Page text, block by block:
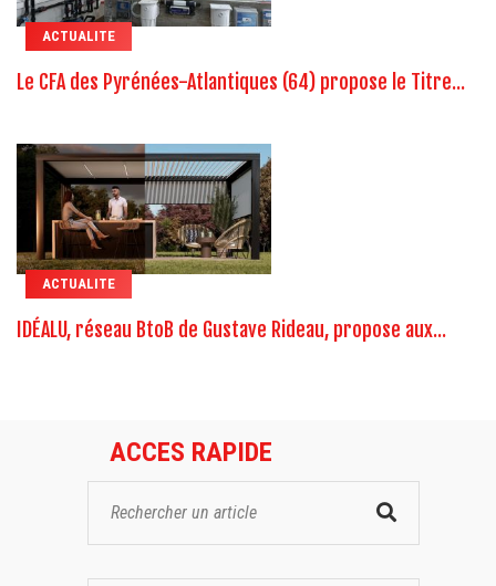
ACTUALITE
Le CFA des Pyrénées-Atlantiques (64) propose le Titre...
ACTUALITE
IDÉALU, réseau BtoB de Gustave Rideau, propose aux...
ACCES RAPIDE